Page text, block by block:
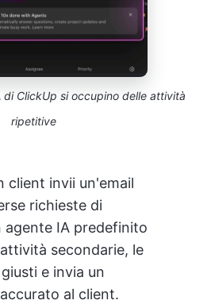
ClickUp si occupino delle attività
ripetitive
client invii un'email
richieste di
agente IA predefinito
secondarie, le
e invia un
al client.